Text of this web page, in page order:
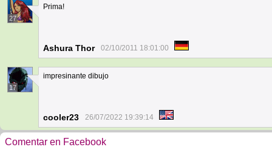
27
Prima!
Ashura Thor 02/10/2011 18:01:00
17
impresinante dibujo
cooler23 26/07/2022 19:39:14
Comentar en Facebook